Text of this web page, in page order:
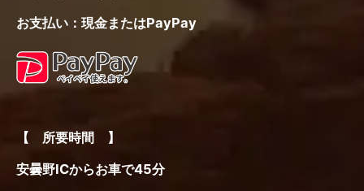
お支払い：現金またはPayPay
【 所要時間 】
安曇野ICからお車で45分